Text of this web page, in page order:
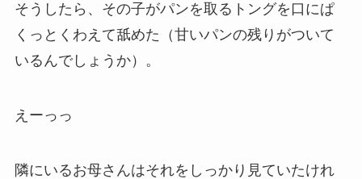
そうしたら、その子がパンを取るトングを口にぱ
くっとくわえて舐めた（甘いパンの残りがついて
いるんでしょうか）。
えーっっ
隣にいるお母さんはそれをしっかり見ていたけれ